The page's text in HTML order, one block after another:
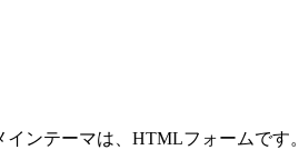
ンテーマは、HTMLフォームで